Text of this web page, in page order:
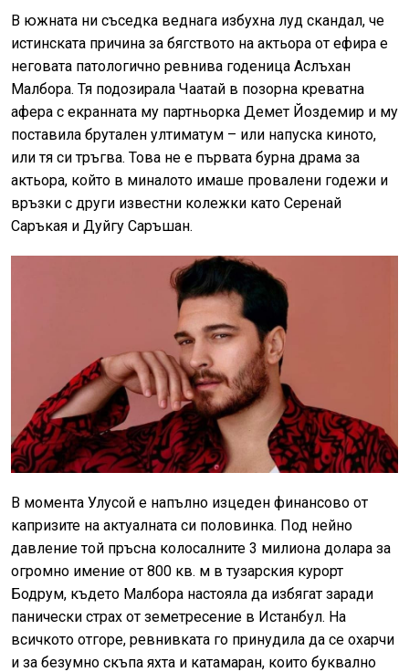
В южната ни съседка веднага избухна луд скандал, че
истинската причина за бягството на актьора от ефира е
неговата патологично ревнива годеница Аслъхан
Малбора. Тя подозирала Чаатай в позорна креватна
афера с екранната му партньорка Демет Йоздемир и му
поставила брутален ултиматум – или напуска киното,
или тя си тръгва. Това не е първата бурна драма за
актьора, който в миналото имаше провалени годежи и
връзки с други известни колежки като Серенай
Саръкая и Дуйгу Саръшан.
В момента Улусой е напълно изцеден финансово от
капризите на актуалната си половинка. Под нейно
давление той пръсна колосалните 3 милиона долара за
огромно имение от 800 кв. м в тузарския курорт
Бодрум, където Малбора настояла да избягат заради
панически страх от земетресение в Истанбул. На
всичкото отгоре, ревнивката го принудила да се охарчи
и за безумно скъпа яхта и катамаран, които буквално